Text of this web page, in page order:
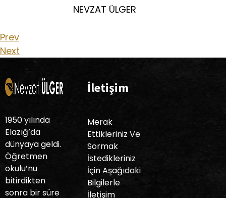
NEVZAT ÜLGER
Prev
Next
1950 yılında
Elazığ’da
dünyaya geldi.
Öğretmen
okulu’nu
bitirdikten
sonra bir süre
İletişim
Merak
Ettikleriniz Ve
Sormak
İstedikleriniz
İçin Aşağıdaki
Bilgilerle
İletişim